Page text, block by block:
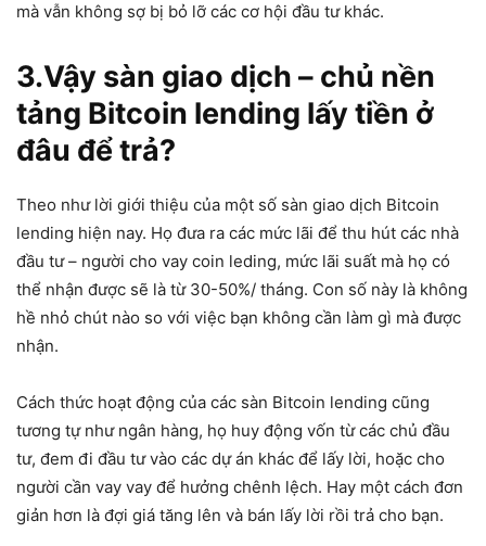
mà vẫn không sợ bị bỏ lỡ các cơ hội đầu tư khác.
3.Vậy sàn giao dịch – chủ nền
tảng Bitcoin lending lấy tiền ở
đâu để trả?
Theo như lời giới thiệu của một số sàn giao dịch Bitcoin
lending hiện nay. Họ đưa ra các mức lãi để thu hút các nhà
đầu tư – người cho vay coin leding, mức lãi suất mà họ có
thể nhận được sẽ là từ 30-50%/ tháng. Con số này là không
hề nhỏ chút nào so với việc bạn không cần làm gì mà được
nhận.
Cách thức hoạt động của các sàn Bitcoin lending cũng
tương tự như ngân hàng, họ huy động vốn từ các chủ đầu
tư, đem đi đầu tư vào các dự án khác để lấy lời, hoặc cho
người cần vay vay để hưởng chênh lệch. Hay một cách đơn
giản hơn là đợi giá tăng lên và bán lấy lời rồi trả cho bạn.